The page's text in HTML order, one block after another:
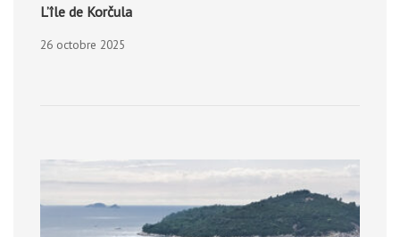
L’île de Korčula
26 octobre 2025